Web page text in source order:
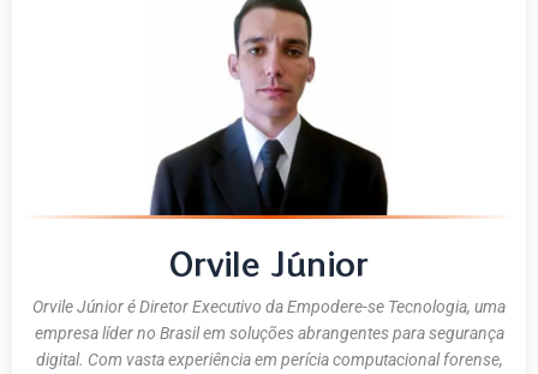
Orvile Júnior
Orvile Júnior é Diretor Executivo da Empodere-se Tecnologia, uma
empresa líder no Brasil em soluções abrangentes para segurança
digital. Com vasta experiência em perícia computacional forense,